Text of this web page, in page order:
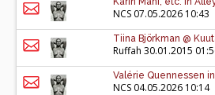
NCS 07.05.2026 10:43
Tiina Björkman @
Ruffah 30.01.2015
Valérie Quennessen
NCS 04.05.2026 10:14